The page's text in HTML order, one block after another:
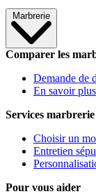
Marbrerie
Comparer les
Demande de
En savoir
Services marbrerie
Choisir un
Entretien
Pour vous aider